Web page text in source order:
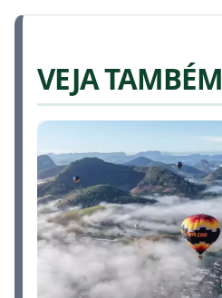
VEJA TAMBÉM